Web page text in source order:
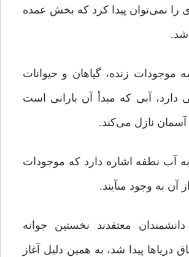
را نمی‌توان پیدا کرد که بخش عمده
زنده، گیاهان و حیوانات
دارد، آبى که مبدأ آن بارانى است
آسمان نازل می‌کند.
آب نطفه اشاره دارد که موجودات
آن به وجود مى‏آیند.
معتقدند نخستین جوانه
دریاها پیدا شد، به همین دلیل آغاز